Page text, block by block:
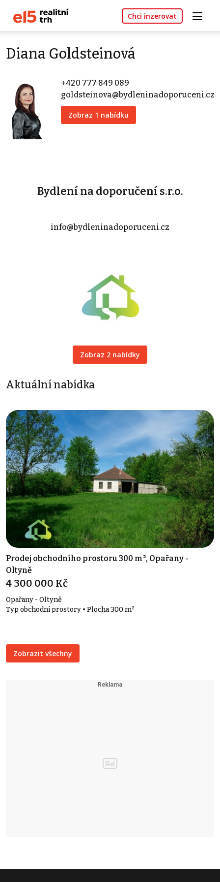
Chci inzerovat
Diana Goldsteinová
+420 777 849 089
goldsteinova@bydleninadoporuceni.cz
Zobraz 1 nabídku
Bydlení na doporučení s.r.o.
info@bydleninadoporuceni.cz
Zobraz 2 nabídky
Aktuální nabídka
Prodej obchodního prostoru 300 m², Opařany -
Oltyně
4 300 000 Kč
Opařany - Oltyně
Typ obchodní prostory • Plocha 300 m²
Zobrazit všechny